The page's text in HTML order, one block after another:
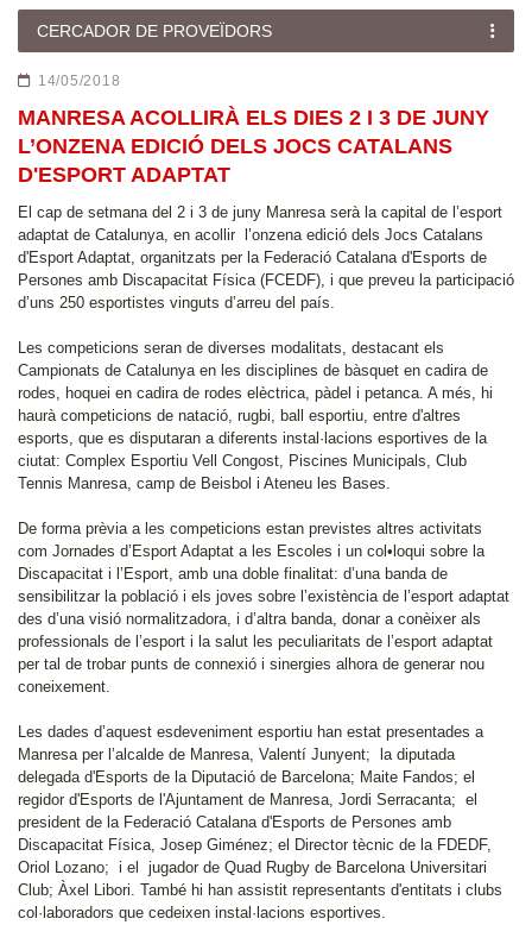
CERCADOR DE PROVEÏDORS
14/05/2018
MANRESA ACOLLIRÀ ELS DIES 2 I 3 DE JUNY
L’ONZENA EDICIÓ DELS JOCS CATALANS
D'ESPORT ADAPTAT
El cap de setmana del 2 i 3 de juny Manresa serà la capital de l’esport
adaptat de Catalunya, en acollir l’onzena edició dels Jocs Catalans
d'Esport Adaptat, organitzats per la Federació Catalana d'Esports de
Persones amb Discapacitat Física (FCEDF), i que preveu la participació
d’uns 250 esportistes vinguts d’arreu del país.
Les competicions seran de diverses modalitats, destacant els
Campionats de Catalunya en les disciplines de bàsquet en cadira de
rodes, hoquei en cadira de rodes elèctrica, pàdel i petanca. A més, hi
haurà competicions de natació, rugbi, ball esportiu, entre d'altres
esports, que es disputaran a diferents instal·lacions esportives de la
ciutat: Complex Esportiu Vell Congost, Piscines Municipals, Club
Tennis Manresa, camp de Beisbol i Ateneu les Bases.
De forma prèvia a les competicions estan previstes altres activitats
com Jornades d’Esport Adaptat a les Escoles i un col•loqui sobre la
Discapacitat i l’Esport, amb una doble finalitat: d’una banda de
sensibilitzar la població i els joves sobre l’existència de l’esport adaptat
des d’una visió normalitzadora, i d’altra banda, donar a conèixer als
professionals de l’esport i la salut les peculiaritats de l’esport adaptat
per tal de trobar punts de connexió i sinergies alhora de generar nou
coneixement.
Les dades d’aquest esdeveniment esportiu han estat presentades a
Manresa per l’alcalde de Manresa, Valentí Junyent; la diputada
delegada d'Esports de la Diputació de Barcelona; Maite Fandos; el
regidor d'Esports de l'Ajuntament de Manresa, Jordi Serracanta; el
president de la Federació Catalana d'Esports de Persones amb
Discapacitat Física, Josep Giménez; el Director tècnic de la FDEDF,
Oriol Lozano; i el jugador de Quad Rugby de Barcelona Universitari
Club; Àxel Libori. També hi han assistit representants d'entitats i clubs
col·laboradors que cedeixen instal·lacions esportives.